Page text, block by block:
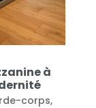
à
corps,